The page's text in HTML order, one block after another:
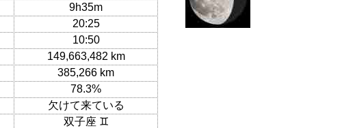
9h35m
20:25
10:50
149,663,482 km
385,266 km
78.3%
欠けて来ている
双子座 ♊